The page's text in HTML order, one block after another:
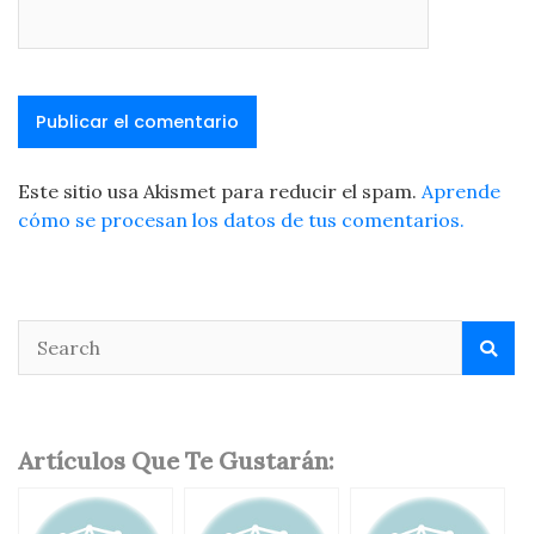
Este sitio usa Akismet para reducir el spam. Aprende
cómo se procesan los datos de tus comentarios.
Artículos Que Te Gustarán: